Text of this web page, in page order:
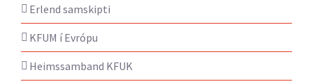
Erlend samskipti
KFUM í Evrópu
Heimssamband KFUK